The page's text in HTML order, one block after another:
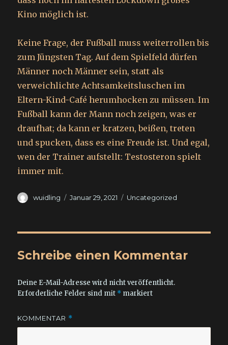
Kino möglich ist.
Keine Frage, der Fußball muss weiterrollen bis
zum Jüngsten Tag. Auf dem Spielfeld dürfen
Männer noch Männer sein, statt als
verweichlichte Achtsamkeitsluschen im
Eltern-Kind-Café herumhocken zu müssen. Im
Fußball kann der Mann noch zeigen, was er
draufhat; da kann er kratzen, beißen, treten
und spucken, dass es eine Freude ist. Und egal,
wen der Trainer aufstellt: Testosteron spielt
immer mit.
Autor
wuidling
Veröffentlicht
Januar 29, 2021 Kategorien
Uncategorized
Schreibe einen Kommentar
Deine E-Mail-Adresse wird nicht veröffentlicht.
Erforderliche Felder sind mit * markiert
KOMMENTAR *